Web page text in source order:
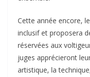
Cette année encore,
inclusif et proposera
réservées aux
juges apprécieront
artistique, la